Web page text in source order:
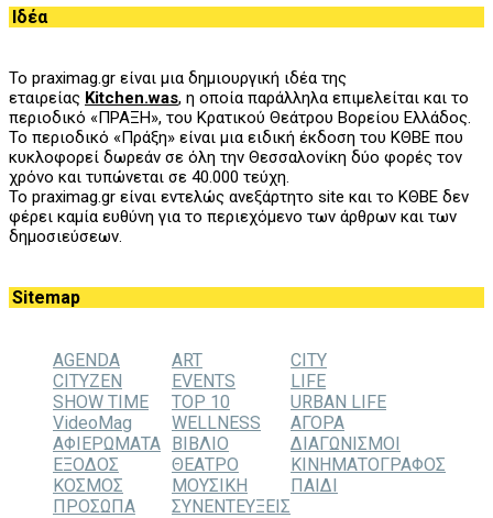
Ιδέα
Το praximag.gr είναι μια δημιουργική ιδέα της
εταιρείας Kitchen.was, η οποία παράλληλα επιμελείται και το
περιοδικό «ΠΡΑΞΗ», του Kρατικού Θεάτρου Βορείου Ελλάδος.
Το περιοδικό «Πράξη» είναι μια ειδική έκδοση του ΚΘΒΕ που
κυκλοφορεί δωρεάν σε όλη την Θεσσαλονίκη δύο φορές τον
χρόνο και τυπώνεται σε 40.000 τεύχη.
Το praximag.gr είναι εντελώς ανεξάρτητο site και το ΚΘΒΕ δεν
φέρει καμία ευθύνη για το περιεχόμενο των άρθρων και των
δημοσιεύσεων.
Sitemap
AGENDA ART
CITY
CITYZEN
EVENTS
LIFE
SHOW TIME
TOP 10
URBAN LIFE
VideoMag
WELLNESS
ΑΓΟΡΑ
ΑΦΙΕΡΩΜΑΤΑ ΒΙΒΛΙΟ
ΔΙΑΓΩΝΙΣΜΟΙ
ΕΞΟΔΟΣ
ΘΕΑΤΡΟ
ΚΙΝΗΜΑΤΟΓΡΑΦΟΣ
ΚΟΣΜΟΣ
ΜΟΥΣΙΚΗ
ΠΑΙΔΙ
ΠΡΟΣΩΠΑ
ΣΥΝΕΝΤΕΥΞΕΙΣ